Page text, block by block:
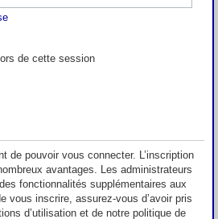
de cette session
de pouvoir vous connecter. L’inscription
avantages. Les administrateurs
fonctionnalités supplémentaires aux
vous inscrire, assurez-vous d’avoir pris
d’utilisation et de notre politique de